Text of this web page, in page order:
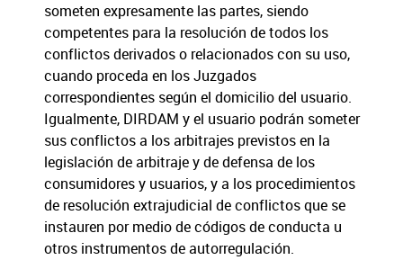
someten expresamente las partes, siendo
competentes para la resolución de todos los
conflictos derivados o relacionados con su uso,
cuando proceda en los Juzgados
correspondientes según el domicilio del usuario.
Igualmente, DIRDAM y el usuario podrán someter
sus conflictos a los arbitrajes previstos en la
legislación de arbitraje y de defensa de los
consumidores y usuarios, y a los procedimientos
de resolución extrajudicial de conflictos que se
instauren por medio de códigos de conducta u
otros instrumentos de autorregulación.